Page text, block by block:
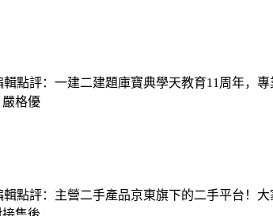
點評：一建二建題庫寶典學天教育11周年，
格優
點評：主營二手產品京東旗下的二手平台！